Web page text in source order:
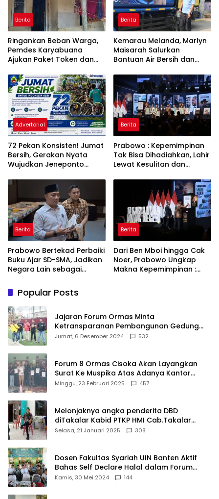
Berita
Ringankan Beban Warga,
Pemdes Karyabuana
Ajukan Paket Token dan
PLN
Berita
Kemarau Melanda, Marlyn
Maisarah Salurkan
Bantuan Air Bersih dan
Babakan Madang
Advertorial
72 Pekan Konsisten! Jumat
Bersih, Gerakan Nyata
Wujudkan Jeneponto
ASRI
Berita
Prabowo : Kepemimpinan
Tak Bisa Dihadiahkan, Lahir
Lewat Kesulitan dan
Berita
Prabowo Bertekad Perbaiki
Buku Ajar SD-SMA, Jadikan
Negara Lain sebagai
Berita
Dari Ben Mboi hingga Cak
Noer, Prabowo Ungkap
Makna Kepemimpinan :
Popular Posts
Jajaran Forum Ormas Minta
Ketransparanan Pembangunan Gedung
Damkar Di Kecamatan Cisoka
Jumat, 6 Desember 2024 532
Forum 8 Ormas Cisoka Akan Layangkan
Surat Ke Muspika Atas Adanya Kantor
Matel di Cisoka
Minggu, 23 Februari 2025 457
Melonjaknya angka penderita DBD
diTakalar Kabid PTKP HMI Cab.Takalar
angkat bicara
Selasa, 21 Januari 2025 308
Dosen Fakultas Syariah UIN Banten Aktif
Bahas Self Declare Halal dalam Forum
Ijtima Ulama MUI
Kamis, 30 Mei 2024 144